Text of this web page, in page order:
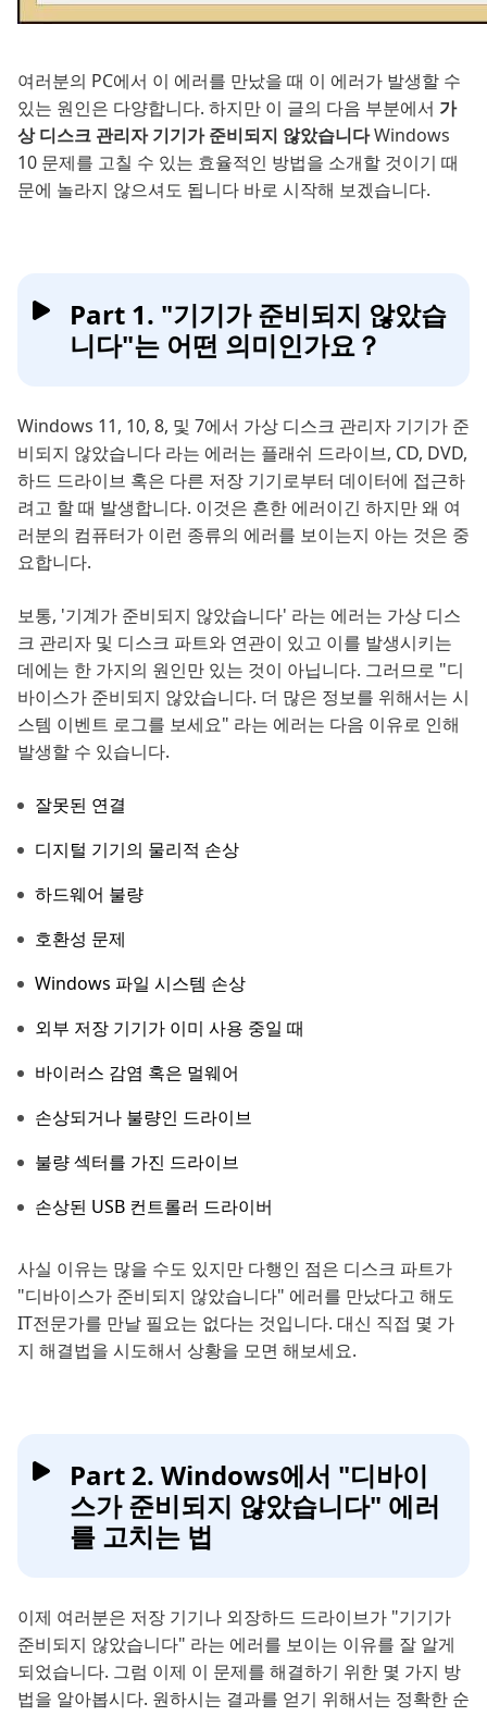
여러분의 PC에서 이 에러를 만났을 때 이 에러가 발생할 수
있는 원인은 다양합니다. 하지만 이 글의 다음 부분에서 가
상 디스크 관리자 기기가 준비되지 않았습니다Windows
10 문제를 고칠 수 있는 효율적인 방법을 소개할 것이기 때
문에 놀라지 않으셔도 됩니다 바로 시작해 보겠습니다.
Part 1. "기기가 준비되지 않았습
니다"는 어떤 의미인가요？
Windows 11, 10, 8, 및 7에서 가상 디스크 관리자 기기가 준
비되지 않았습니다 라는 에러는 플래쉬 드라이브, CD, DVD,
하드 드라이브 혹은 다른 저장 기기로부터 데이터에 접근하
려고 할 때 발생합니다. 이것은 흔한 에러이긴 하지만 왜 여
러분의 컴퓨터가 이런 종류의 에러를 보이는지 아는 것은 중
요합니다.
보통, '기계가 준비되지 않았습니다' 라는 에러는 가상 디스
크 관리자 및 디스크 파트와 연관이 있고 이를 발생시키는
데에는 한 가지의 원인만 있는 것이 아닙니다. 그러므로 "디
바이스가 준비되지 않았습니다. 더 많은 정보를 위해서는 시
스템 이벤트 로그를 보세요" 라는 에러는 다음 이유로 인해
발생할 수 있습니다.
잘못된 연결
디지털 기기의 물리적 손상
하드웨어 불량
호환성 문제
Windows 파일 시스템 손상
외부 저장 기기가 이미 사용 중일 때
바이러스 감염 혹은 멀웨어
손상되거나 불량인 드라이브
불량 섹터를 가진 드라이브
손상된 USB 컨트롤러 드라이버
사실 이유는 많을 수도 있지만 다행인 점은 디스크 파트가
"디바이스가 준비되지 않았습니다" 에러를 만났다고 해도
IT전문가를 만날 필요는 없다는 것입니다. 대신 직접 몇 가
지 해결법을 시도해서 상황을 모면 해보세요.
Part 2. Windows에서 "디바이
스가 준비되지 않았습니다" 에러
를 고치는 법
이제 여러분은 저장 기기나 외장하드 드라이브가 "기기가
준비되지 않았습니다" 라는 에러를 보이는 이유를 잘 알게
되었습니다. 그럼 이제 이 문제를 해결하기 위한 몇 가지 방
법을 알아봅시다. 원하시는 결과를 얻기 위해서는 정확한 순